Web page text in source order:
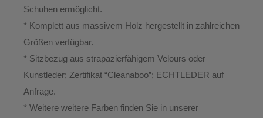
Schuhen ermöglicht.
* Komplett aus massivem Holz hergestellt in zahlreichen
Größen verfügbar.
* Sitzbezug aus strapazierfähigem Velours oder
Kunstleder; Zertifikat “Cleanaboo”; ECHTLEDER auf
Anfrage.
* Weitere weitere Farben finden Sie in unserer